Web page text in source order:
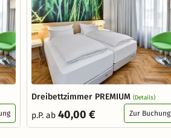
Dreibettzimmer PREMIUM (Details)
p.P. ab 40,00 € Zur Buchung